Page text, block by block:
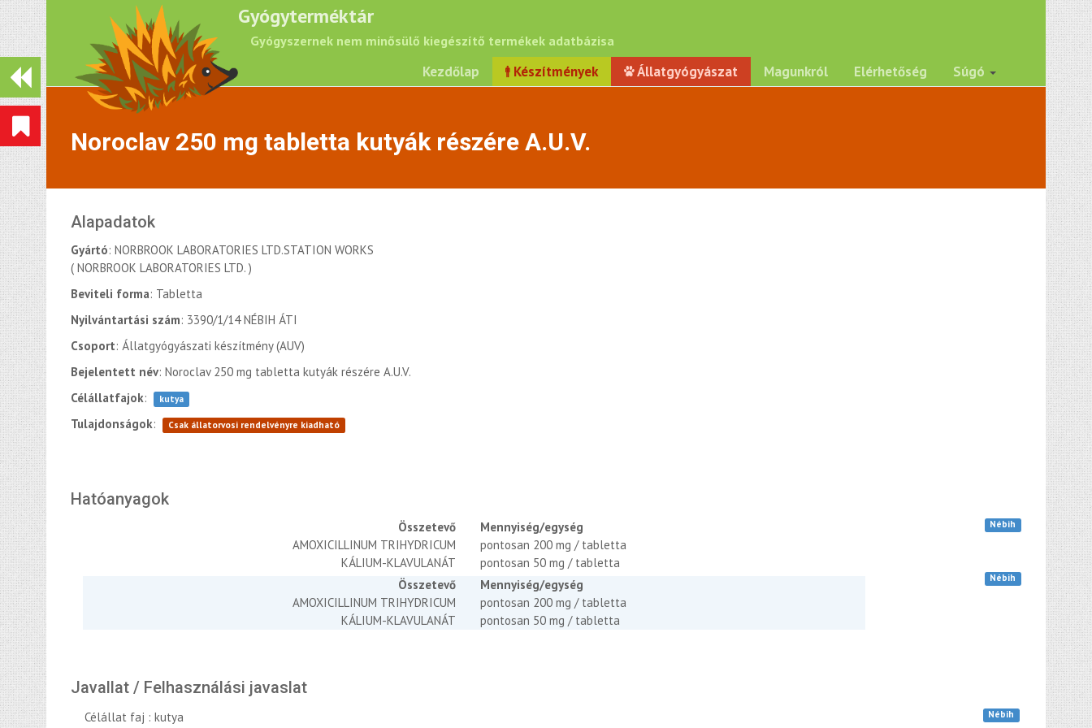
Gyógyterméktár
Gyógyszernek nem minősülő kiegészítő termékek adatbázisa
Kezdőlap Készítmények Állatgyógyászat Magunkról Elérhetőség Súgó
Noroclav 250 mg tabletta kutyák részére A.U.V.
Alapadatok
Gyártó: NORBROOK LABORATORIES LTD.STATION WORKS
( NORBROOK LABORATORIES LTD. )
Beviteli forma: Tabletta
Nyilvántartási szám: 3390/1/14 NÉBIH ÁTI
Csoport: Állatgyógyászati készítmény (AUV)
Bejelentett név: Noroclav 250 mg tabletta kutyák részére A.U.V.
Célállatfajok: kutya
Tulajdonságok: Csak állatorvosi rendelvényre kiadható
Hatóanyagok
Összetevő
Mennyiség/egység
AMOXICILLINUM TRIHYDRICUM
pontosan 200 mg / tabletta
KÁLIUM-KLAVULANÁT
pontosan 50 mg / tabletta
Nébih
Összetevő
Mennyiség/egység
AMOXICILLINUM TRIHYDRICUM
pontosan 200 mg / tabletta
KÁLIUM-KLAVULANÁT
pontosan 50 mg / tabletta
Nébih
Javallat / Felhasználási javaslat
Célállat faj : kutya
Nébih